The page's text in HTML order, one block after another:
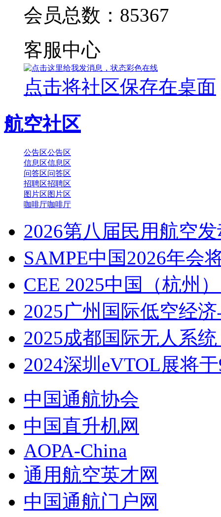
会员总数： 85367
客服中心
点击将社区保存在桌面
航空社区
公告区公告区
信息区信息区
问答区问答区
招聘区招聘区
图片区图片区
咖啡厅咖啡厅
2026第八届民用航空
SAMPE中国2026年会
CEE 2025中国（杭州
2025广州国际低空经
2025成都国际无人系
2024深圳eVTOL展将
中国通航协会
中国直升机网
AOPA-China
通用航空英才网
中国通航门户网